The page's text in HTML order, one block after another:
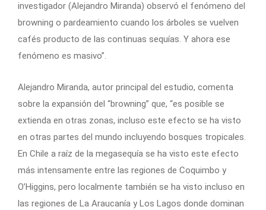
investigador (Alejandro Miranda) observó el fenómeno del
browning o pardeamiento cuando los árboles se vuelven
cafés producto de las continuas sequías. Y ahora ese
fenómeno es masivo”.
Alejandro Miranda, autor principal del estudio, comenta
sobre la expansión del “browning” que, “es posible se
extienda en otras zonas, incluso este efecto se ha visto
en otras partes del mundo incluyendo bosques tropicales.
En Chile a raíz de la megasequía se ha visto este efecto
más intensamente entre las regiones de Coquimbo y
O’Higgins, pero localmente también se ha visto incluso en
las regiones de La Araucanía y Los Lagos donde dominan